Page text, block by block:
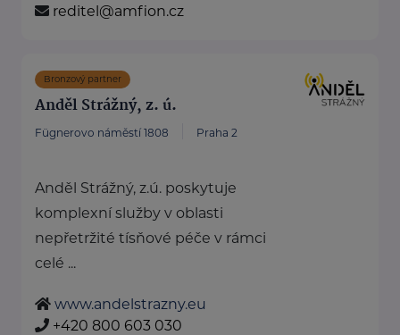
reditel@amfion.cz
Bronzový partner
Anděl Strážný, z. ú.
Fügnerovo náměstí 1808 Praha 2
Anděl Strážný, z.ú. poskytuje
komplexní služby v oblasti
nepřetržité tísňové péče v rámci
celé ...
www.andelstrazny.eu
+420 800 603 030